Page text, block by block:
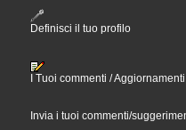
Definisci il tuo profilo
I Tuoi commenti / Aggiornamenti
Invia i tuoi commenti/